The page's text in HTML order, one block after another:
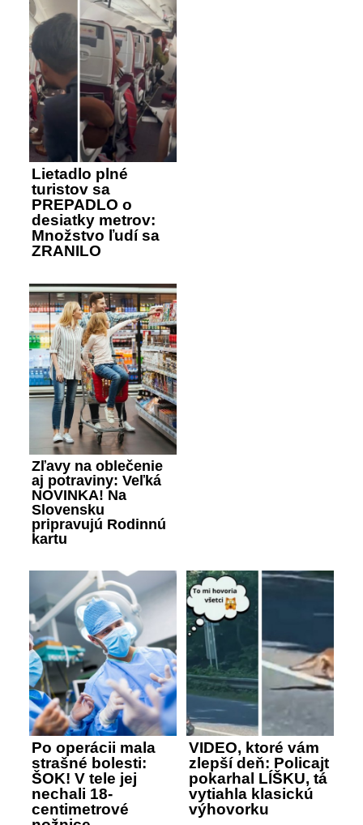
Lietadlo plné
turistov sa
PREPADLO o
desiatky metrov:
Množstvo ľudí sa
ZRANILO
Zľavy na oblečenie
aj potraviny: Veľká
NOVINKA! Na
Slovensku
pripravujú Rodinnú
kartu
Po operácii mala
strašné bolesti:
ŠOK! V tele jej
nechali 18-
centimetrové
VIDEO, ktoré vám
zlepší deň: Policajt
pokarhal LÍŠKU, tá
vytiahla klasickú
výhovorku